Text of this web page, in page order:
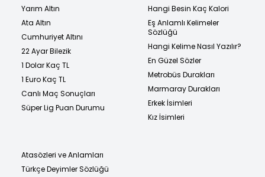
Yarım Altın
Ata Altın
Cumhuriyet Altını
22 Ayar Bilezik
1 Dolar Kaç TL
1 Euro Kaç TL
Canlı Maç Sonuçları
Süper Lig Puan Durumu
Hangi Besin Kaç Kalori
Eş Anlamlı Kelimeler
Sözlüğü
Hangi Kelime Nasıl Yazılır?
En Güzel Sözler
Metrobüs Durakları
Marmaray Durakları
Erkek İsimleri
Kız İsimleri
Atasözleri ve Anlamları
Türkçe Deyimler Sözlüğü